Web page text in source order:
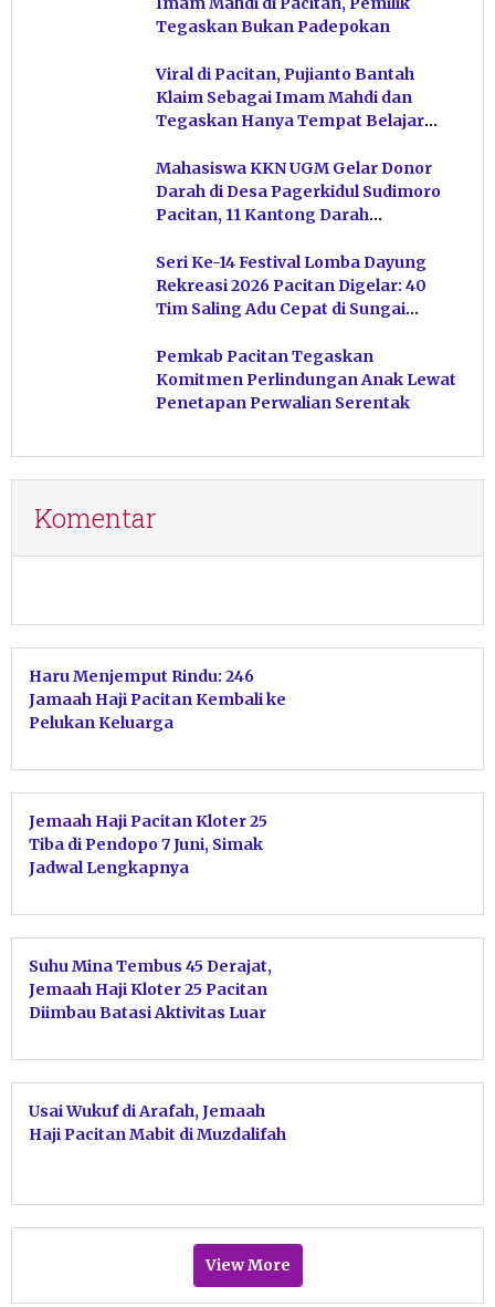
Tegaskan Bukan Padepokan
Viral di Pacitan, Pujianto Bantah
Klaim Sebagai Imam Mahdi dan
Tegaskan Hanya Tempat Belajar
Mahasiswa KKN UGM Gelar Donor
Darah di Desa Pagerkidul Sudimoro
Pacitan, 11 Kantong Darah
Seri Ke-14 Festival Lomba Dayung
Rekreasi 2026 Pacitan Digelar: 40
Tim Saling Adu Cepat di Sungai
Pemkab Pacitan Tegaskan
Komitmen Perlindungan Anak Lewat
Penetapan Perwalian Serentak
Komentar
Haru Menjemput Rindu: 246
Jamaah Haji Pacitan Kembali ke
Pelukan Keluarga
Jemaah Haji Pacitan Kloter 25
Tiba di Pendopo 7 Juni, Simak
Jadwal Lengkapnya
Suhu Mina Tembus 45 Derajat,
Jemaah Haji Kloter 25 Pacitan
Diimbau Batasi Aktivitas Luar
Usai Wukuf di Arafah, Jemaah
Haji Pacitan Mabit di Muzdalifah
View More